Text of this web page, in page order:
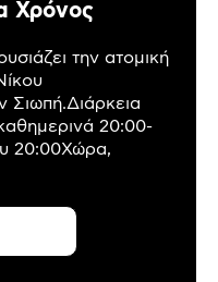
Χρόνος
την ατομική
20:00-
20:00Χώρα,